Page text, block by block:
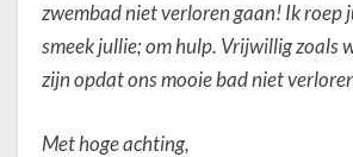
zwembad niet verloren gaan! Ik roep
smeek jullie; om hulp. Vrijwillig zoals
zijn opdat ons mooie bad niet
Met hoge achting,